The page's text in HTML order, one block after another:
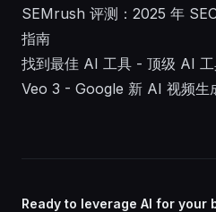
SEMrush 评测：2025 年
指南
找到最佳 AI 工具 - 顶级 AI
Veo 3 - Google 新 AI 视频生
Ready to leverage AI for your